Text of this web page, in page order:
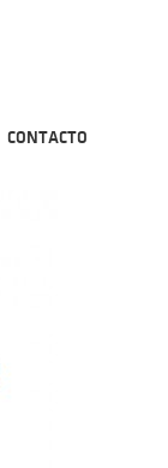
CONTACTO